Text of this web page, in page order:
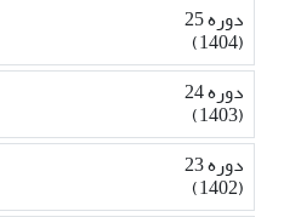
دوره 25
(1404)
دوره 24
(1403)
دوره 23
(1402)